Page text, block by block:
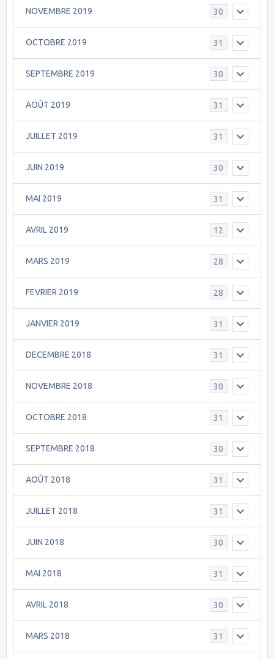
NOVEMBRE 2019 30
OCTOBRE 2019 31
SEPTEMBRE 2019 30
AOÛT 2019 31
JUILLET 2019 31
JUIN 2019 30
MAI 2019 31
AVRIL 2019 12
MARS 2019 28
FEVRIER 2019 28
JANVIER 2019 31
DECEMBRE 2018 31
NOVEMBRE 2018 30
OCTOBRE 2018 31
SEPTEMBRE 2018 30
AOÛT 2018 31
JUILLET 2018 31
JUIN 2018 30
MAI 2018 31
AVRIL 2018 30
MARS 2018 31